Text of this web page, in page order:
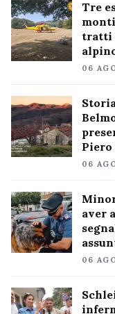
Tre
tratti
06
06
aver
06